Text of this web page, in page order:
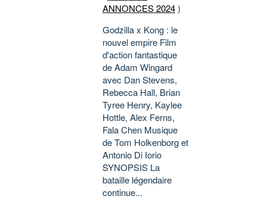
ANNONCES 2024)
Godzilla x Kong : le
nouvel empire Film
d'action fantastique
de Adam Wingard
avec Dan Stevens,
Rebecca Hall, Brian
Tyree Henry, Kaylee
Hottle, Alex Ferns,
Fala Chen Musique
de Tom Holkenborg et
Antonio Di Iorio
SYNOPSIS La
bataille légendaire
continue...